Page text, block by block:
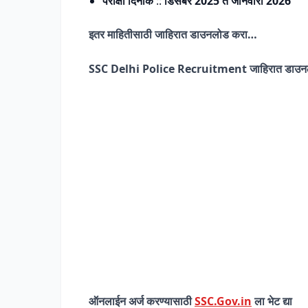
इतर माहितीसाठी जाहिरात डाउनलोड करा…
SSC Delhi Police Recruitment जाहिरात
ऑनलाईन अर्ज करण्यासाठीSSC.Gov.inला भेट द्या